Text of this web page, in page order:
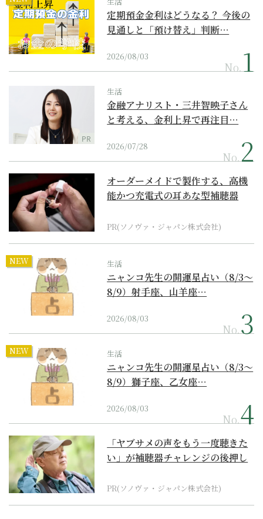
定期預金金利はどうなる？ 今後の
見通しと「預け替え」判断…
2026/08/03
No.
PR
生活
金融アナリスト・三井智映子さん
と考える、金利上昇で再注目…
2026/07/28
No.
オーダーメイドで製作する、高機
能かつ充電式の耳あな型補聴器
PR(ソノヴァ・ジャパン株式会社)
NEW 生活
ニャンコ先生の開運星占い（8/3～
8/9）射手座、山羊座…
2026/08/03
No.
NEW 生活
ニャンコ先生の開運星占い（8/3～
8/9）獅子座、乙女座…
2026/08/03
No.
「ヤブサメの声をもう一度聴きた
い」が補聴器チャレンジの後押し
PR(ソノヴァ・ジャパン株式会社)